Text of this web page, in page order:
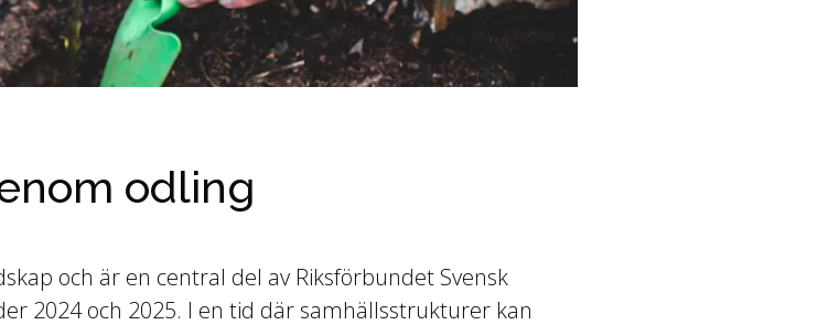
odling
och är en central del av Riksförbundet Svensk
2024 och 2025. I en tid där samhällsstrukturer kan